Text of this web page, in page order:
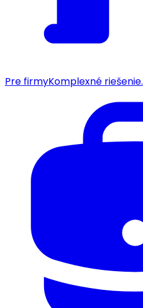
Pre firmyKomplexné riešenie.